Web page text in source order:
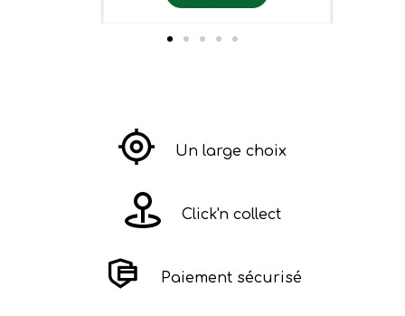
Un large choix
Click'n collect
Paiement sécurisé